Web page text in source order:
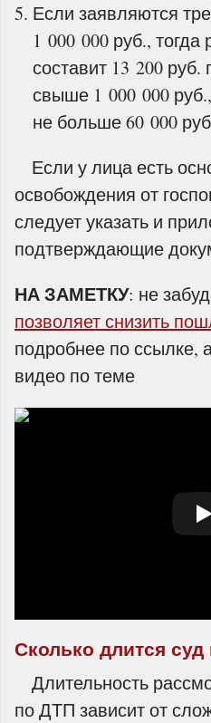
Если заявляются
1 000 000 руб.,
составит 13 200
свыше 1 000 000
не больше 60 000
Если у лица есть
освобождения от
следует указать и
подтверждающие
НА ЗАМЕТКУ: не
позволяет снизить
подробнее по ссылке,
видео по теме
Сколько длится
Длительность
по ДТП зависит от